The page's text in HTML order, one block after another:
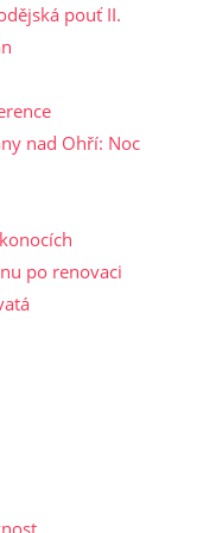
pouť II.
nad Ohří: Noc
po renovaci